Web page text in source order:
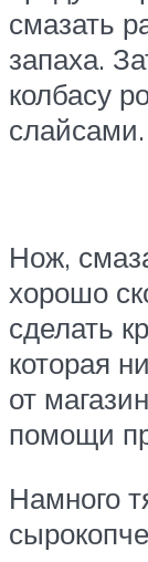
смазать
запаха.
колбасу
слайсами.
Нож,
хорошо
сделать
которая
от
помощи
Намного